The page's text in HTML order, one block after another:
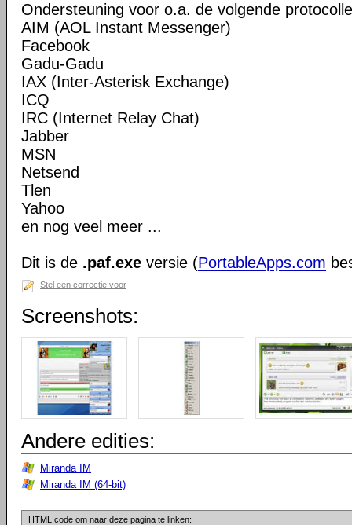
Ondersteuning voor o.a. de volgende
AIM (AOL Instant Messenger)
Facebook
Gadu-Gadu
IAX (Inter-Asterisk Exchange)
ICQ
IRC (Internet Relay Chat)
Jabber
MSN
Netsend
Tlen
Yahoo
en nog veel meer ...
Dit is de .paf.exe versie (PortableApps.com
Stel een correctie voor
Screenshots:
Andere edities:
Miranda IM
Miranda IM (64-bit)
HTML code om naar deze pagina te linken: